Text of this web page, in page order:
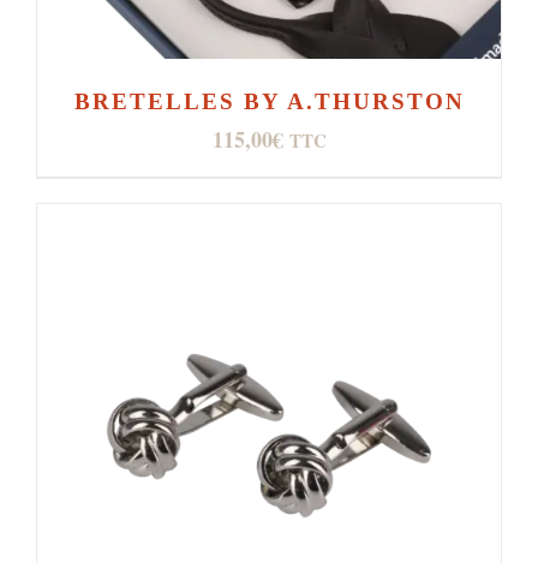
BRETELLES BY A.THURSTON
115,00€ TTC